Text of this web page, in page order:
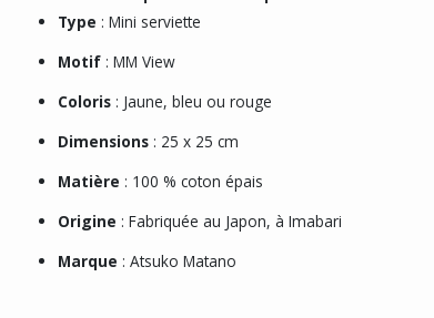
Type : Mini serviette
Motif : MM View
Coloris : Jaune, bleu ou rouge
Dimensions : 25 x 25 cm
Matière : 100 % coton épais
Origine : Fabriquée au Japon, à Imabari
Marque : Atsuko Matano